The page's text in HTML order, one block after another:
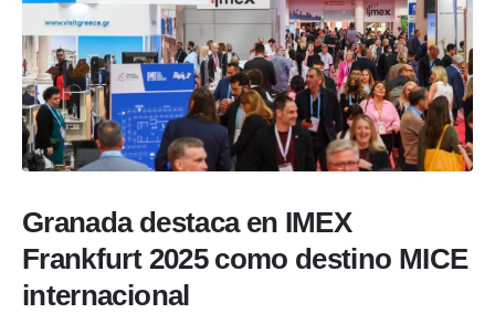
Granada destaca en IMEX
Frankfurt 2025 como destino MICE
internacional